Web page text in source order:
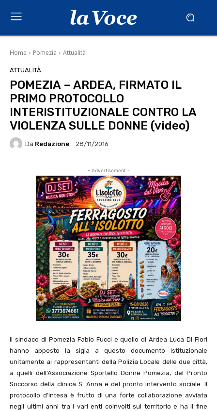
Home Pomezia Attualità
ATTUALITÀ
POMEZIA – ARDEA, FIRMATO IL
PRIMO PROTOCOLLO
INTERISTITUZIONALE CONTRO LA
VIOLENZA SULLE DONNE (video)
Da Redazione 28/11/2016
- Advertisement -
Il sindaco di Pomezia Fabio Fucci e quello di Ardea Luca Di Fiori
hanno apposto la sigla a questo documento istituzionale
unitamente ai rappresentanti della Polizia Locale delle due città,
a quelli dell’Associazione Sportello Donne Pomezia, del Pronto
Soccorso della clinica S. Anna e del pronto intervento sociale. Il
protocollo d’intesa è frutto di una forte collaborazione avviata
negli ultimi anni tra i vari enti coinvolti sul territorio e ha il fine